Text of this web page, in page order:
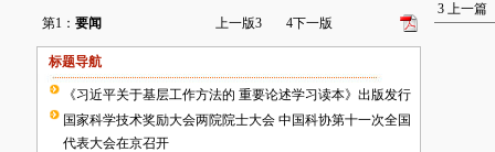
第1： 要闻 上一版3 4下一版
标题导航
《习近平关于基层工作方法的 重要论述学习读本》出版发行
国家科学技术奖励大会两院院士大会 中国科协第十一次全国
代表大会在京召开
3 上一篇